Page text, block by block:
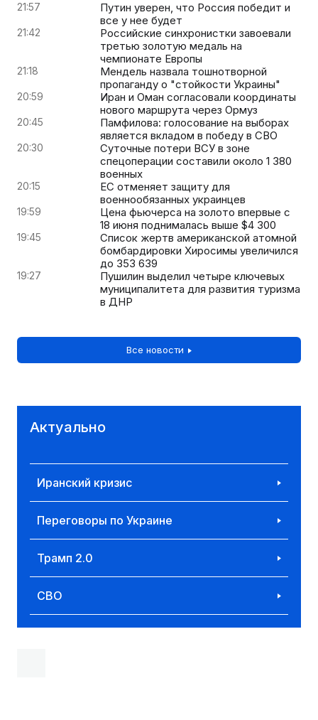
21:57
Путин уверен, что Россия победит и
все у нее будет
21:42
Российские синхронистки завоевали
третью золотую медаль на
чемпионате Европы
21:18
Мендель назвала тошнотворной
пропаганду о "стойкости Украины"
20:59
Иран и Оман согласовали координаты
нового маршрута через Ормуз
20:45
Памфилова: голосование на выборах
является вкладом в победу в СВО
20:30
Суточные потери ВСУ в зоне
спецоперации составили около 1 380
военных
20:15
ЕС отменяет защиту для
военнообязанных украинцев
19:59
Цена фьючерса на золото впервые с
18 июня поднималась выше $4 300
19:45
Список жертв американской атомной
бомбардировки Хиросимы увеличился
до 353 639
19:27
Пушилин выделил четыре ключевых
муниципалитета для развития туризма
в ДНР
Все новости
Актуально
Иранский кризис
Переговоры по Украине
Трамп 2.0
СВО